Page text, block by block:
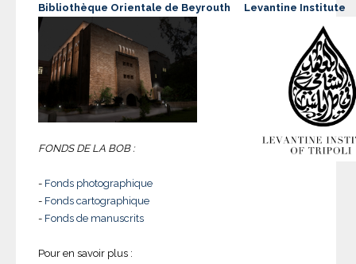
Bibliothèque Orientale de Beyrouth
FONDS DE LA BOB :
- Fonds photographique
- Fonds cartographique
- Fonds de manuscrits
Pour en savoir plus :
Levantine Institute